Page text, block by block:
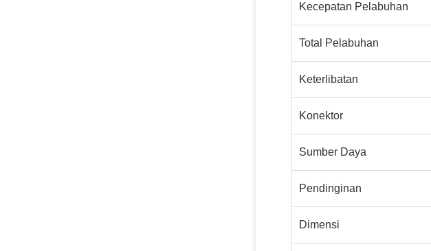
Kecepatan Pelabuhan
Total Pelabuhan
Keterlibatan
Konektor
Sumber Daya
Pendinginan
Dimensi